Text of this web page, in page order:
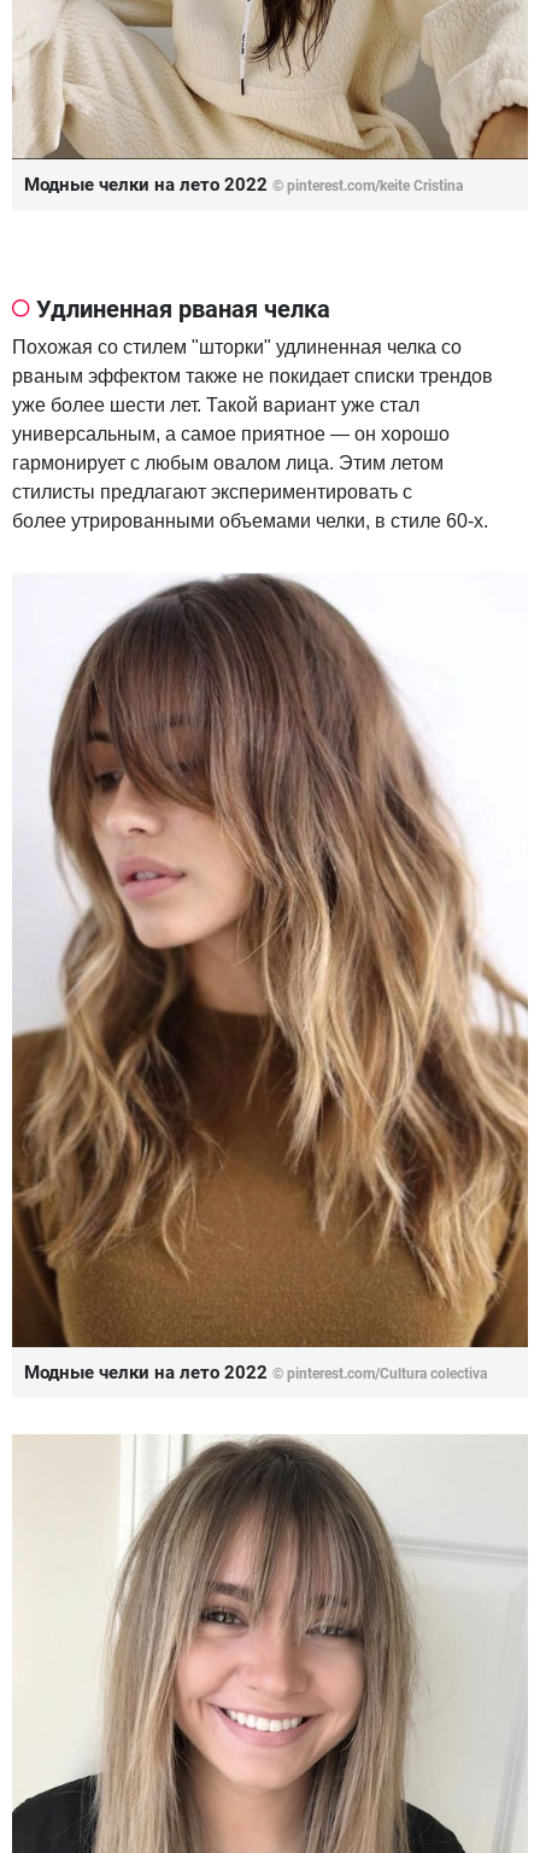
Модные челки на лето 2022 © pinterest.com/keite Cristina
Удлиненная рваная челка
Похожая со стилем "шторки" удлиненная челка со
рваным эффектом также не покидает списки трендов
уже более шести лет. Такой вариант уже стал
универсальным, а самое приятное — он хорошо
гармонирует с любым овалом лица. Этим летом
стилисты предлагают экспериментировать с
более утрированными объемами челки, в стиле 60-х.
Модные челки на лето 2022 © pinterest.com/Cultura colectiva